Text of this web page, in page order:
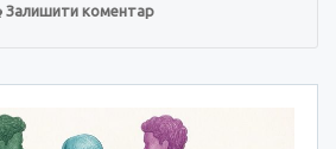
Залишити коментар